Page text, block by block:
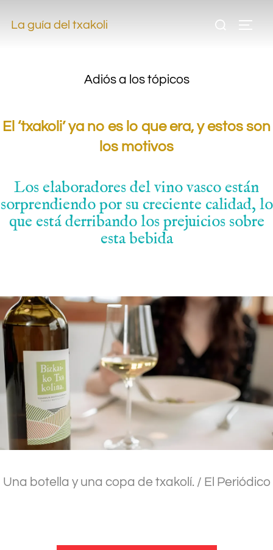
La guía del txakoli
Adiós a los tópicos
El ‘txakoli’ ya no es lo que era, y estos son
los motivos
Los elaboradores del vino vasco están
sorprendiendo por su creciente calidad, lo
que está derribando los prejuicios sobre
esta bebida
Una botella y una copa de txakolí. / El Periódico